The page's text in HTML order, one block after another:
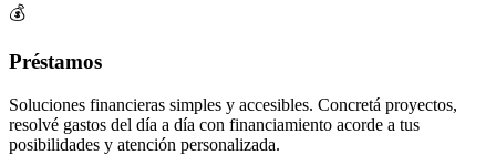
💰
Préstamos
Soluciones financieras simples y accesibles. Concretá proyectos,
resolvé gastos del día a día con financiamiento acorde a tus
posibilidades y atención personalizada.